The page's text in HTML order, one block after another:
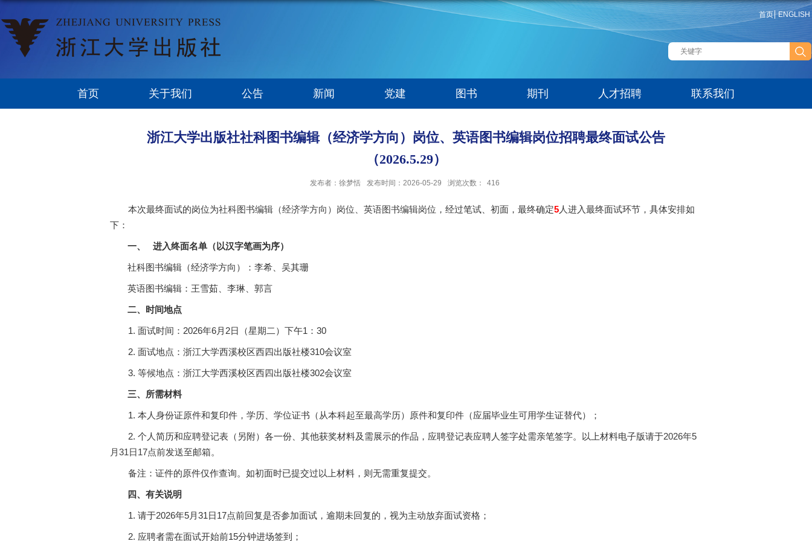
首页 ENGLISH
首页 关于我们 公告 新闻 党建 图书 期刊 人才招聘 联系我们
浙江大学出版社社科图书编辑（经济学方向）岗位、英语图书编辑岗位招聘最终面试公告
（2026.5.29）
发布者：徐梦恬 发布时间：2026-05-29 浏览次数： 416
本次最终面试的岗位为社科图书编辑（经济学方向）岗位、英语图书编辑岗位 ，经过笔试、初面，最终确定5人进入最终面试环节，具体安排如
下：
一、 进入终面名单（以汉字笔画为序）
社科图书编辑（经济学方向）：李希、吴其珊
英语图书编辑：王雪茹、李琳、郭言
二、时间地点
1. 面试时间： 2026年6月 2日（星期二）下午1 ： 30
2. 面试地点：浙江大学西溪校区西四出版社楼310会议室
3. 等候地点：浙江大学西溪校区西四出版社楼302会议室
三、所需材料
1. 本人身份证原件和复印件，学历、学位证书（从本科起至最高学历）原件和复印件（应届毕业生可用学生证替代）；
2. 个人简历和应聘登记表（另附）各一份、其他获奖材料及需展示的作品，应聘登记表应聘人签字处需亲笔签字。以上材料电子版请于2026年5
月31日17点前发送至邮箱。
备注：证件的原件仅作查询。如初面时已提交过以上材料，则无需重复提交。
四、有关说明
1. 请于2026年5月31日17点前回复是否参加面试，逾期未回复的，视为主动放弃面试资格；
2. 应聘者需在面试开始前15分钟进场签到；